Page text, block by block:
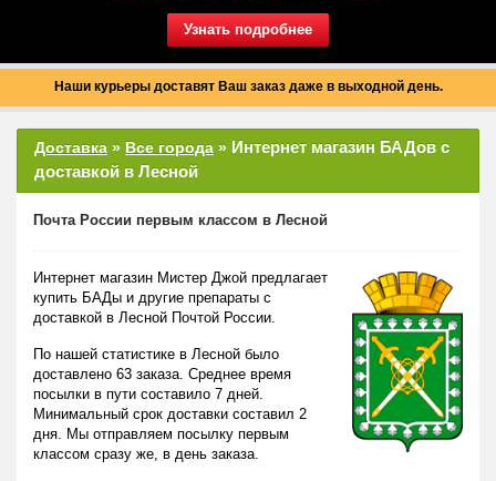
Узнать подробнее
Наши курьеры доставят Ваш заказ даже в выходной день.
Доставка » Все города » Интернет магазин БАДов с
доставкой в Лесной
Почта России первым классом в Лесной
Интернет магазин Мистер Джой предлагает
купить БАДы и другие препараты с
доставкой в Лесной Почтой России.
По нашей статистике в Лесной было
доставлено 63 заказа. Среднее время
посылки в пути составило 7 дней.
Минимальный срок доставки составил 2
дня. Мы отправляем посылку первым
классом сразу же, в день заказа.